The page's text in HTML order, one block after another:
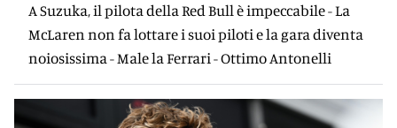
A Suzuka, il pilota della Red Bull è impeccabile - La
McLaren non fa lottare i suoi piloti e la gara diventa
noiosissima - Male la Ferrari - Ottimo Antonelli